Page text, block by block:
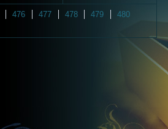
476 477 478 479
480